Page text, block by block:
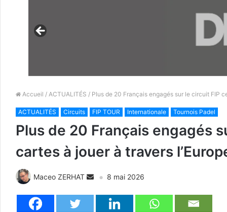
Accueil / ACTUALITÉS / Plus de 20 Français engagés sur le circuit FIP
ACTUALITÉS Circuits FIP TOUR Internationale Tournois Padel
Plus de 20 Français engagés
cartes à jouer à travers
Maceo ZERHAT 8 mai 2026